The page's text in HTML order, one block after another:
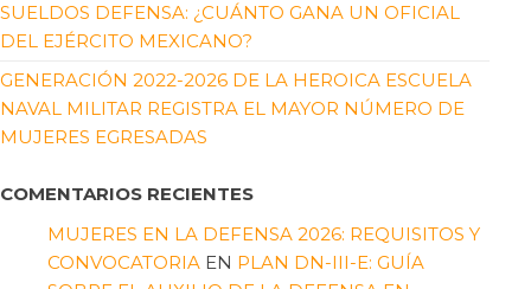
SUELDOS DEFENSA: ¿CUÁNTO GANA UN OFICIAL
DEL EJÉRCITO MEXICANO?
GENERACIÓN 2022-2026 DE LA HEROICA ESCUELA
NAVAL MILITAR REGISTRA EL MAYOR NÚMERO DE
MUJERES EGRESADAS
COMENTARIOS RECIENTES
MUJERES EN LA DEFENSA 2026: REQUISITOS Y
CONVOCATORIA EN PLAN DN-III-E: GUÍA